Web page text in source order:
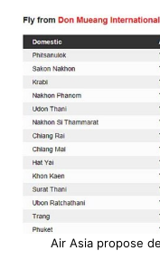
Air Asia propose